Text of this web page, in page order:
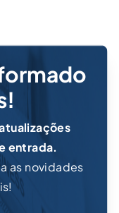
entrada.
as novidades